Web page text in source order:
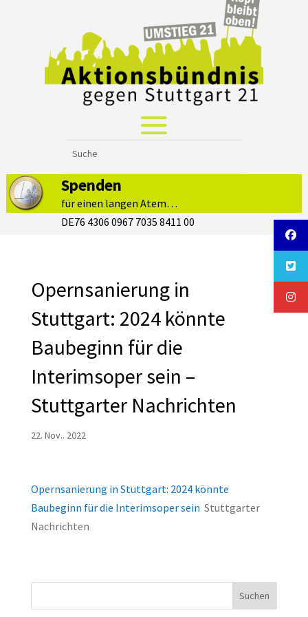
Spenden
für einen langen Atem…
DE76 4306 0967 7035 8411 00
Opernsanierung in
Stuttgart: 2024 könnte
Baubeginn für die
Interimsoper sein –
Stuttgarter Nachrichten
22. Nov.. 2022
Opernsanierung in Stuttgart: 2024 könnte
Baubeginn für die Interimsoper sein Stuttgarter
Nachrichten
Suchen